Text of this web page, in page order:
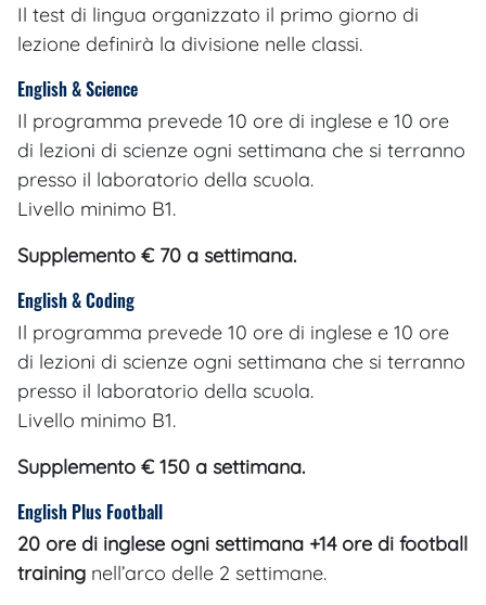
Il test di lingua organizzato il primo giorno di
lezione definirà la divisione nelle classi.
English & Science
Il programma prevede 10 ore di inglese e 10 ore
di lezioni di scienze ogni settimana che si terranno
presso il laboratorio della scuola.
Livello minimo B1.
Supplemento € 70 a settimana.
English & Coding
Il programma prevede 10 ore di inglese e 10 ore
di lezioni di scienze ogni settimana che si terranno
presso il laboratorio della scuola.
Livello minimo B1.
Supplemento € 150 a settimana.
English Plus Football
20 ore di inglese ogni settimana +14 ore di football
training nell’arco delle 2 settimane.